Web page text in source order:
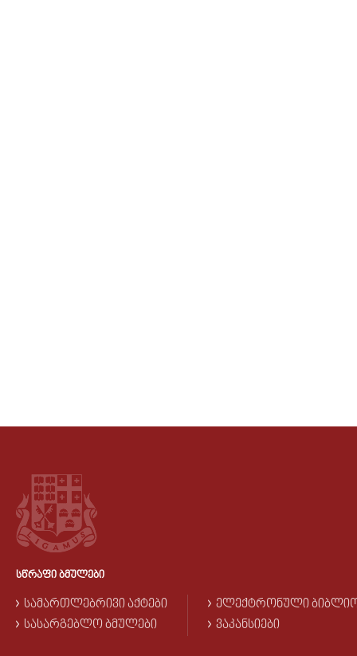
ᲡᲬᲠᲐᲤᲘ ᲑᲛᲣᲚᲔᲑᲘ
ᲡᲐᲛᲐᲠᲗᲚᲔᲑᲠᲘᲕᲘ ᲐᲥᲢᲔᲑᲘ
ᲡᲐᲡᲐᲠᲒᲔᲑᲚᲝ ᲑᲛᲣᲚᲔᲑᲘ
ᲔᲚᲔᲥᲢᲠᲝᲜᲣᲚᲘ
ᲕᲐᲙᲐᲜᲡᲘᲔᲑᲘ